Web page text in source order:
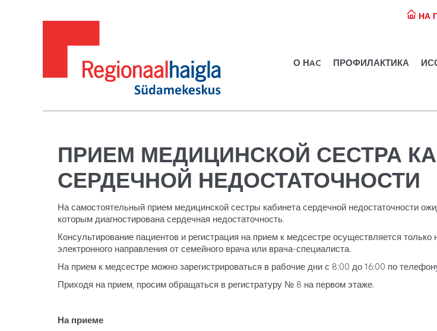
НА
О НAC ПРОФИЛАКТИКА
ПРИЕМ МЕДИЦИНСКОЙ СЕСТРА
СЕРДЕЧНОЙ НЕДОСТАТОЧНОСТИ
На самостоятельный прием медицинской сестры кабинета сердечной недостаточности
которым диагностирована сердечная недостаточность.
Консультирование пациентов и регистрация на прием к медсестре осуществляется только
электронного направления от семейного врача или врача-специалиста.
На прием к медсестре можно зарегистрироваться в рабочие дни с 8:00 до 16:00 по
Приходя на прием, просим обращаться в регистратуру № 8 на первом этаже.
На приеме